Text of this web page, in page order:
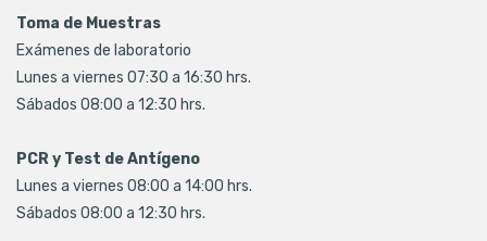
Toma de Muestras
Exámenes de laboratorio
Lunes a viernes 07:30 a 16:30 hrs.
Sábados 08:00 a 12:30 hrs.
PCR y Test de Antígeno
Lunes a viernes 08:00 a 14:00 hrs.
Sábados 08:00 a 12:30 hrs.